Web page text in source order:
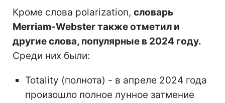
Кроме слова polarization, словарь
Merriam-Webster также отметил и
другие слова, популярные в 2024 году.
Среди них были:
Totality (полнота) - в апреле 2024 года
произошло полное лунное затмение